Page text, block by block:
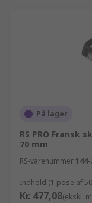
På lager
RS PRO Fransk
70 mm
RS-varenummer
Indhold (1 pose af
Kr. 477,08(ekskl.